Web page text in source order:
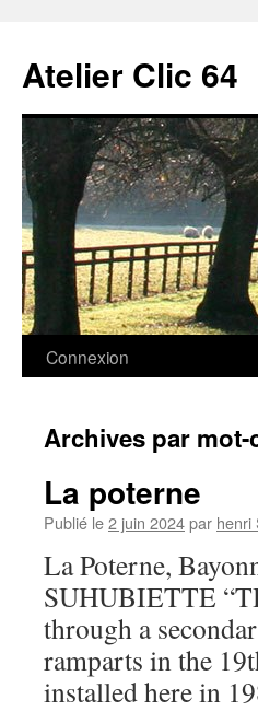
contenu
Atelier Clic 64
Connexion
Archives par mot-
La poterne
Publié le2 juin 2024par henri
La Poterne,
SUHUBIETTE
through a
ramparts in the
installed here in